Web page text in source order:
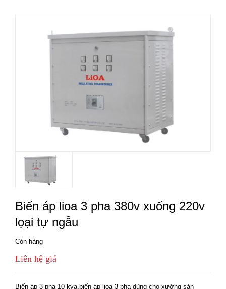
Biến áp lioa 3 pha 380v xuống 220v
lọại tự ngẫu
Còn hàng
Liên hệ giá
Biến áp 3 pha 10 kva,biến áp lioa 3 pha dùng cho xưởng sản